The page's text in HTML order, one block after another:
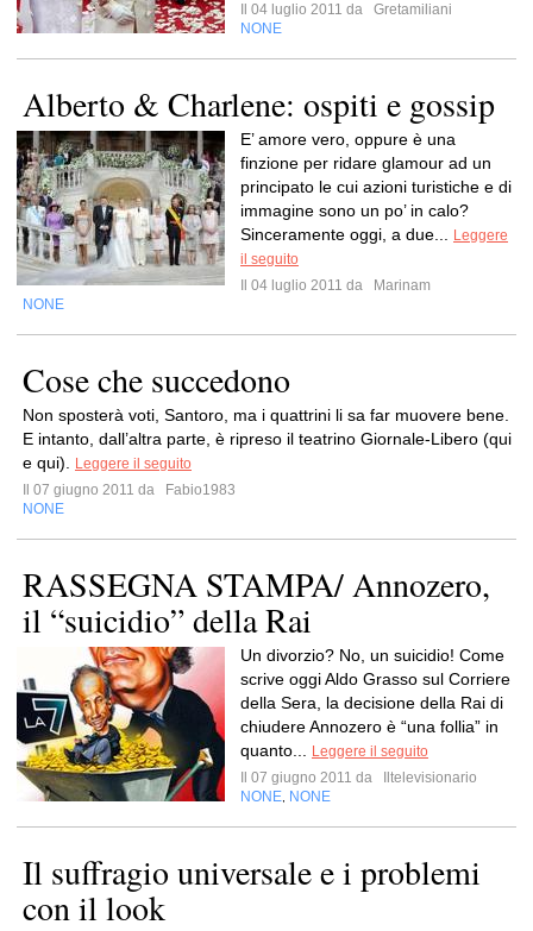
Il 04 luglio 2011 da
Gretamiliani
NONE
Alberto & Charlene: ospiti e gossip
E’ amore vero, oppure è una
finzione per ridare glamour ad un
principato le cui azioni turistiche e di
immagine sono un po’ in calo?
Sinceramente oggi, a due...
Leggere
il seguito
Il 04 luglio 2011 da
Marinam
NONE
Cose che succedono
Non sposterà voti, Santoro, ma i quattrini li sa far muovere bene.
E intanto, dall’altra parte, è ripreso il teatrino Giornale-Libero (qui
e qui).
Leggere il seguito
Il 07 giugno 2011 da
Fabio1983
NONE
RASSEGNA STAMPA/ Annozero,
il “suicidio” della Rai
Un divorzio? No, un suicidio! Come
scrive oggi Aldo Grasso sul Corriere
della Sera, la decisione della Rai di
chiudere Annozero è “una follia” in
quanto...
Leggere il seguito
Il 07 giugno 2011 da
Iltelevisionario
NONE NONE
Il suffragio universale e i problemi
con il look